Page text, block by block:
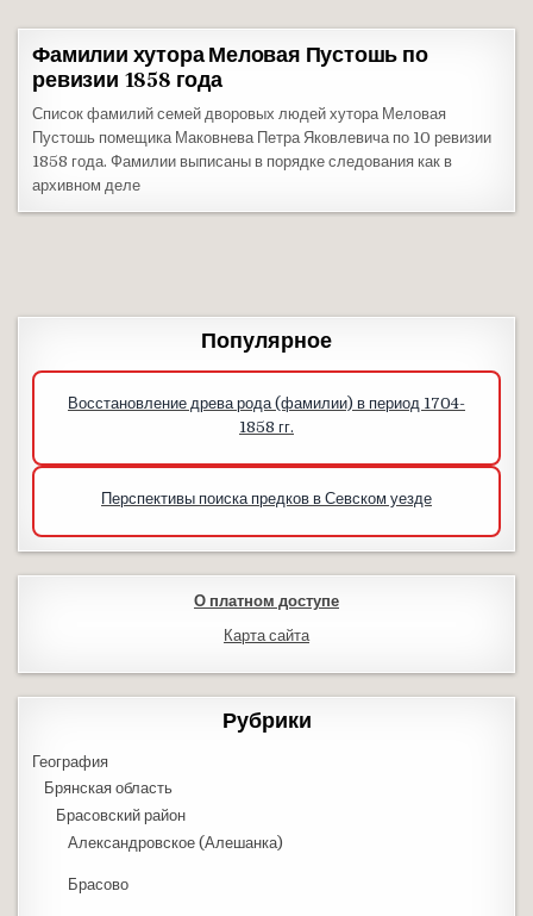
Фамилии хутора Меловая Пустошь по
ревизии 1858 года
Список фамилий семей дворовых людей хутора Меловая
Пустошь помещика Маковнева Петра Яковлевича по 10 ревизии
1858 года. Фамилии выписаны в порядке следования как в
архивном деле
Популярное
Восстановление древа рода (фамилии) в период 1704-
1858 гг.
Перспективы поиска предков в Севском уезде
О платном доступе
Карта сайта
Рубрики
География
Брянская область
Брасовский район
Александровское (Алешанка)
Брасово